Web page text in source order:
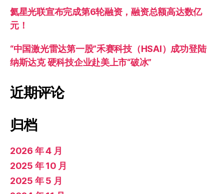
氦星光联宣布完成第6轮融资，融资总额高达数亿
元！
“中国激光雷达第一股”禾赛科技（HSAI）成功登陆
纳斯达克 硬科技企业赴美上市“破冰”
近期评论
归档
2026 年 4 月
2025 年 10 月
2025 年 5 月